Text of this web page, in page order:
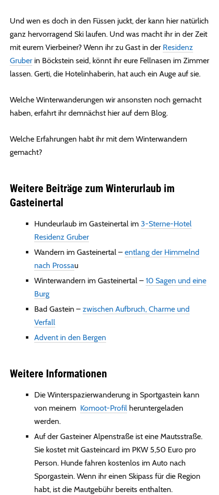
Und wen es doch in den Füssen juckt, der kann hier natürlich
ganz hervorragend Ski laufen. Und was macht ihr in der Zeit
mit eurem Vierbeiner? Wenn ihr zu Gast in der Residenz
Gruber in Böckstein seid, könnt ihr eure Fellnasen im Zimmer
lassen. Gerti, die Hotelinhaberin, hat auch ein Auge auf sie.
Welche Winterwanderungen wir ansonsten noch gemacht
haben, erfahrt ihr demnächst hier auf dem Blog.
Welche Erfahrungen habt ihr mit dem Winterwandern
gemacht?
Weitere Beiträge zum Winterurlaub im
Gasteinertal
Hundeurlaub im Gasteinertal im 3-Sterne-Hotel
Residenz Gruber
Wandern im Gasteinertal – entlang der Himmelnd
nach Prossau
Winterwandern im Gasteinertal – 10 Sagen und eine
Burg
Bad Gastein – zwischen Aufbruch, Charme und
Verfall
Advent in den Bergen
Weitere Informationen
Die Winterspazierwanderung in Sportgastein kann
von meinem Komoot-Profil heruntergeladen
werden.
Auf der Gasteiner Alpenstraße ist eine Mautsstraße.
Sie kostet mit Gasteincard im PKW 5,50 Euro pro
Person. Hunde fahren kostenlos im Auto nach
Sporgastein. Wenn ihr einen Skipass für die Region
habt, ist die Mautgebühr bereits enthalten.